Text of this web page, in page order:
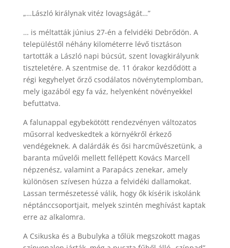
„…László királynak vitéz lovagságát…”
… is méltatták június 27-én a felvidéki Debrődön. A
településtől néhány kilométerre lévő tisztáson
tartották a László napi búcsút, szent lovagkirályunk
tiszteletére. A szentmise de. 11 órakor kezdődött a
régi kegyhelyet őrző csodálatos növénytemplomban,
mely igazából egy fa váz, helyenként növényekkel
befuttatva.
A falunappal egybekötött rendezvényen változatos
műsorral kedveskedtek a környékről érkező
vendégeknek. A dalárdák és ősi harcművészetünk, a
baranta művelői mellett fellépett Kovács Marcell
népzenész, valamint a Parapács zenekar, amely
különösen szívesen húzza a felvidéki dallamokat.
Lassan természetessé válik, hogy ők kísérik iskolánk
néptánccsoportjait, melyek szintén meghívást kaptak
erre az alkalomra.
A Csikuska és a Bubulyka a tőlük megszokott magas